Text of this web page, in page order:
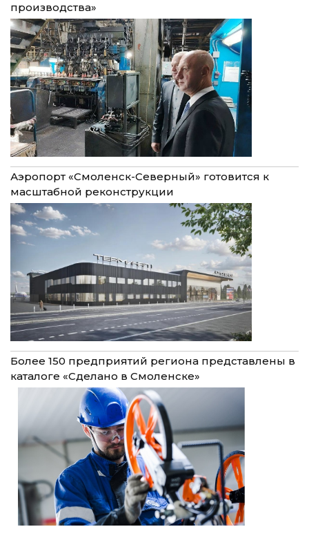
производства»
Аэропорт «Смоленск-Северный» готовится к
масштабной реконструкции
Более 150 предприятий региона представлены в
каталоге «Сделано в Смоленске»